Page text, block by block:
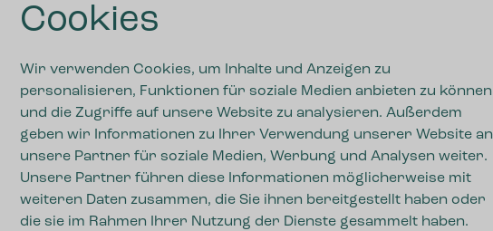
Cookies
Wir verwenden Cookies, um Inhalte und Anzeigen zu
personalisieren, Funktionen für soziale Medien anbieten zu können
und die Zugriffe auf unsere Website zu analysieren. Außerdem
geben wir Informationen zu Ihrer Verwendung unserer Website an
unsere Partner für soziale Medien, Werbung und Analysen weiter.
Unsere Partner führen diese Informationen möglicherweise mit
weiteren Daten zusammen, die Sie ihnen bereitgestellt haben oder
die sie im Rahmen Ihrer Nutzung der Dienste gesammelt haben.